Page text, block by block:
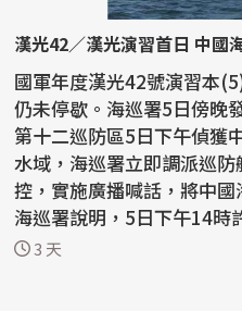
漢光42／漢光演習首日 中國
國軍年度漢光42號演習本
仍未停歇。海巡署5日傍晚
第十二巡防區5日下午偵獲
水域，海巡署立即調派巡
控，實施廣播喊話，將中
海巡署說明，5日下午14時
9」、「...
3 天